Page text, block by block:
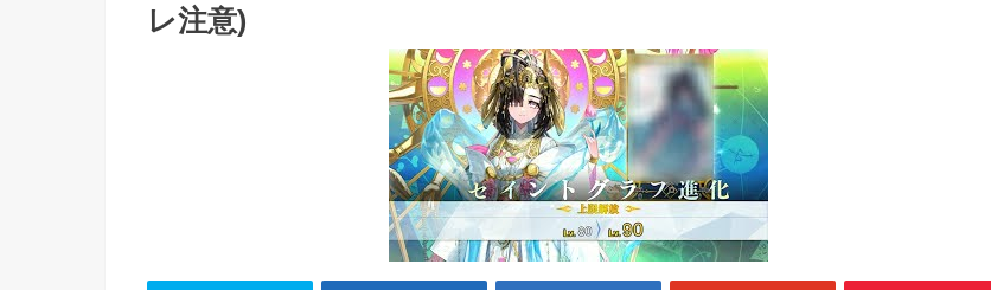
レ注意)